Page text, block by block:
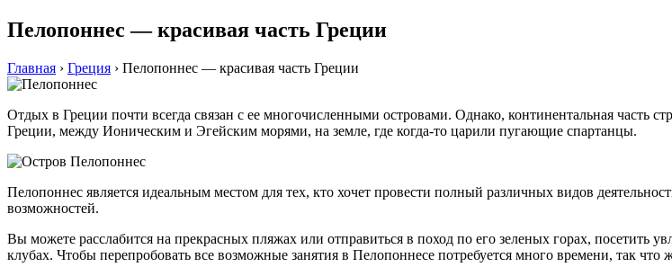
Пелопоннес — красивая часть Греции
Главная › Греция › Пелопоннес — красивая часть Греции
Отдых в Греции почти всегда связан с ее многочисленными островами. Однако, континентальная часть
Греции, между Ионическим и Эгейским морями, на земле, где когда-то царили пугающие спартанцы.
Пелопоннес является идеальным местом для тех, кто хочет провести полный различных видов
возможностей.
Вы можете расслабится на прекрасных пляжах или отправиться в поход по его зеленых горах, посетить
клубах. Чтобы перепробовать все возможные занятия в Пелопоннесе потребуется много времени, так что